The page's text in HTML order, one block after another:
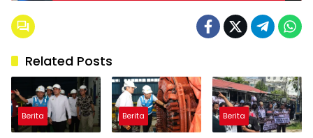
Related Posts
Berita Berita Berita